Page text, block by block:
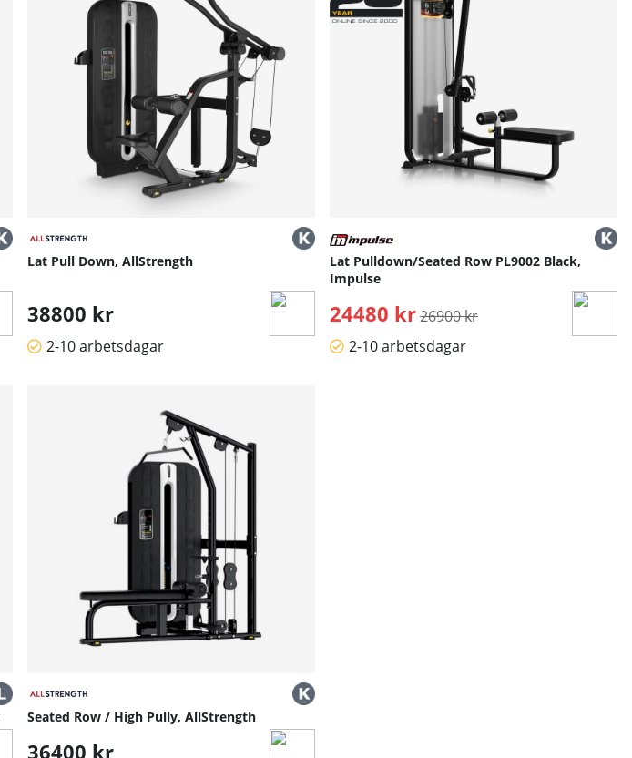
Lat Pull Down, AllStrength
38800 kr
2-10 arbetsdagar
Lat Pulldown/Seated Row PL9002 Black,
Impulse
24480 kr Ordinarie pris:
26900 kr
2-10 arbetsdagar
Seated Row / High Pully, AllStrength
36400 kr